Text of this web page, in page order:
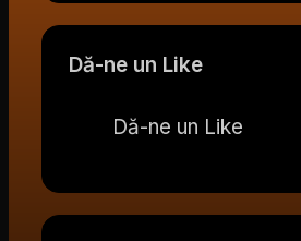
Dă-ne un Like
Dă-ne un Like